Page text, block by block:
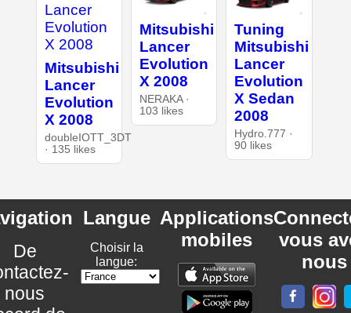
Mitsubishi
Lancer
Evolution
X 2008
doubleIOTT_3DT
· 135 likes
Mitsubishi
Lancer
Evolution
X 2008
NERAKA ·
103 likes
Tuning
Mitsubishi
Lancer
Evolution
X Sedan
2008
Hydro.777 ·
90 likes
De
nous
Langue
Choisir la
langue:
Applications
mobiles
vous
nous